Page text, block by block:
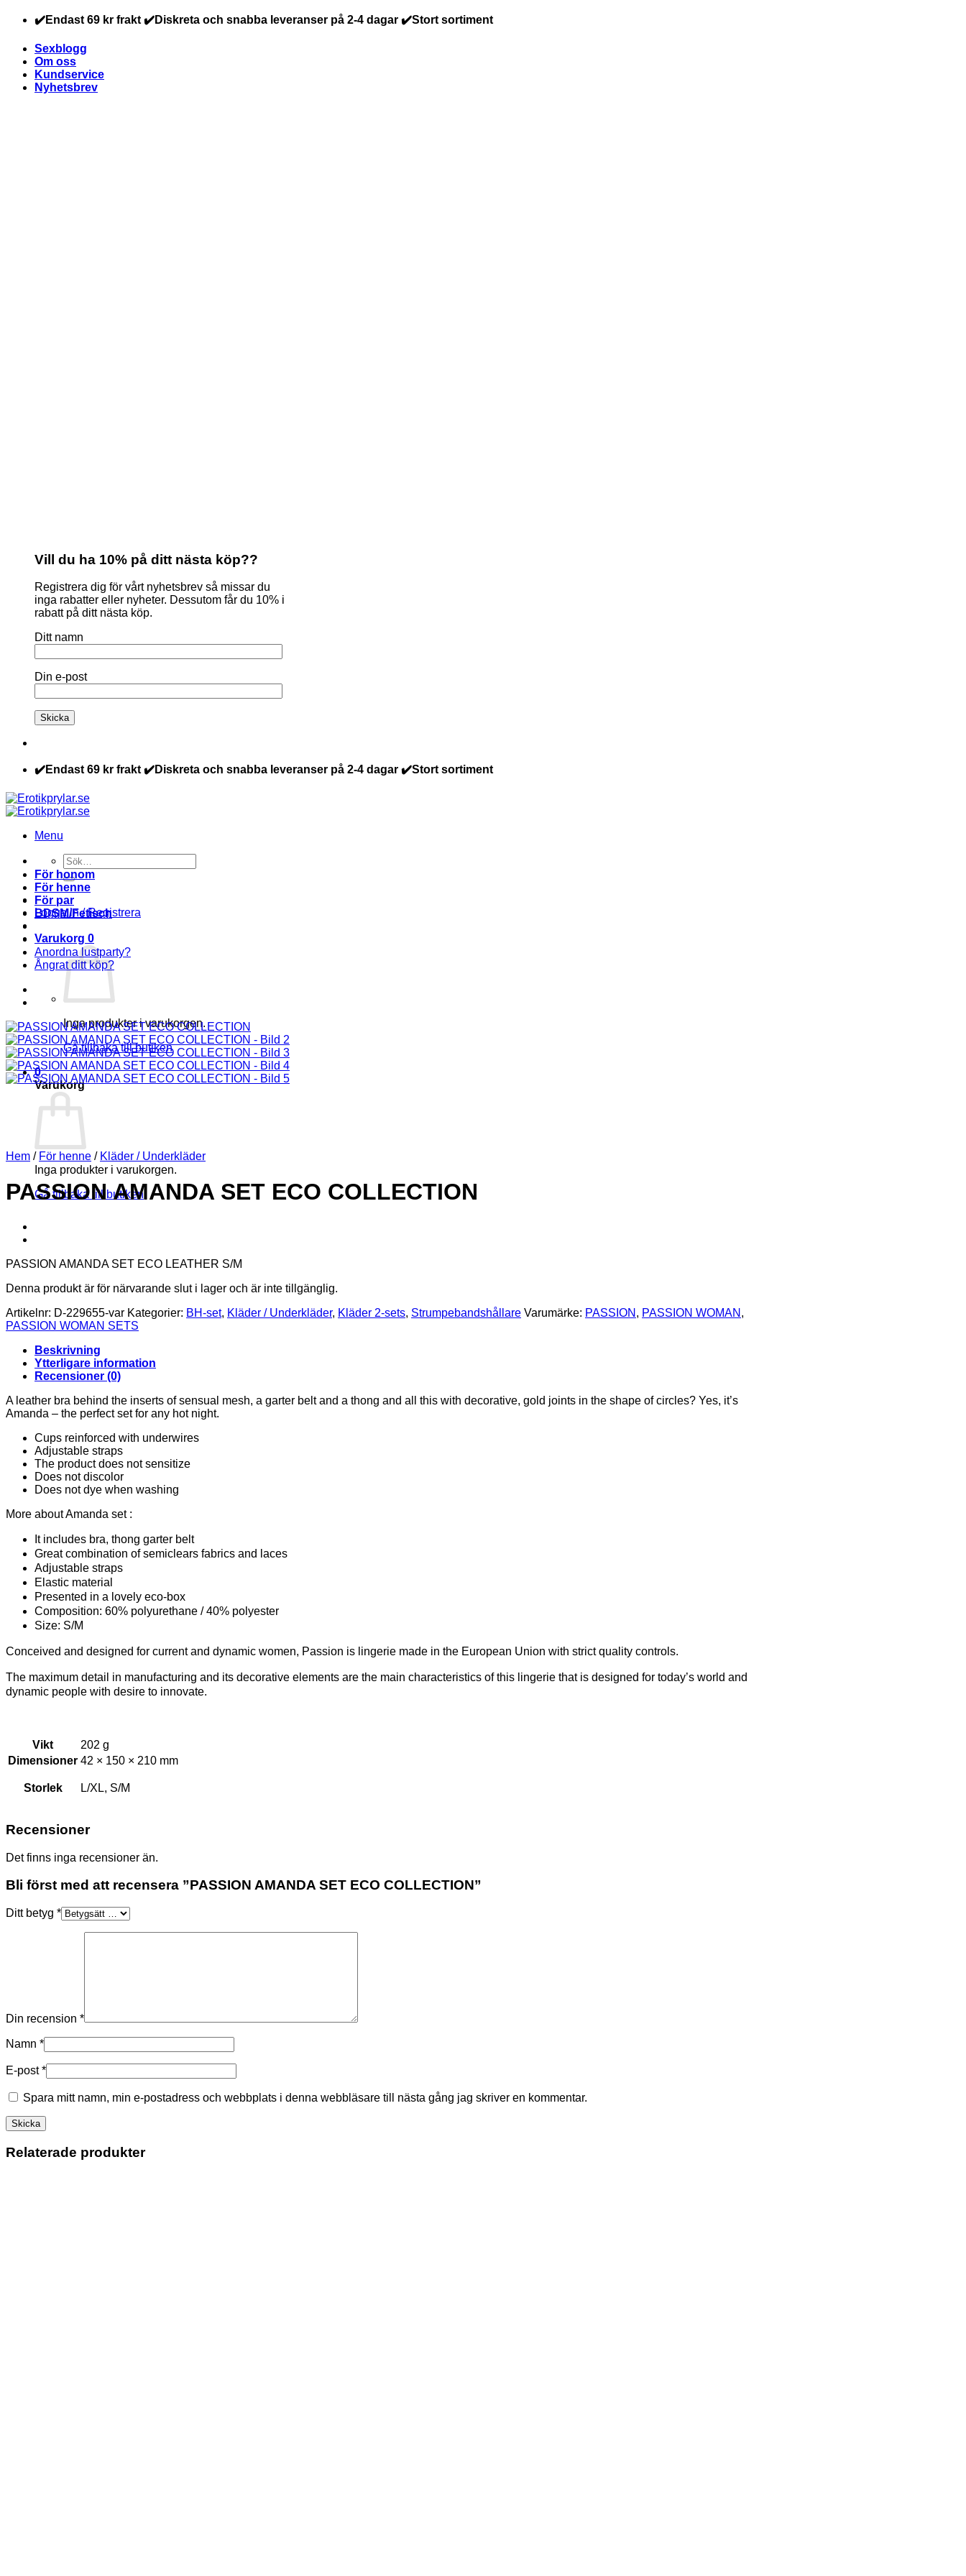
Skip
content
✔️Endast 69 kr frakt ✔️Diskreta och snabba leveranser på 2-4 dagar ✔️Stort sortiment
Sexblogg
Om oss
Kundservice
Nyhetsbrev
Vill du ha 10% på ditt nästa köp??
Registrera dig för vårt nyhetsbrev så missar du
inga rabatter eller nyheter. Dessutom får du 10% i
rabatt på ditt nästa köp.
Ditt namn
Din e-post
✔️Endast 69 kr frakt ✔️Diskreta och snabba leveranser på 2-4 dagar ✔️Stort sortiment
Menu
Sök
efter:
Logga in / Registrera
Varukorg 0
Inga produkter i varukorgen.
Gå tillbaka till butiken
0
Varukorg
Inga produkter i varukorgen.
Gå tillbaka till butiken
För honom
För henne
För par
BDSM/Fetisch
Anordna lustparty?
Ångrat ditt köp?
Hem / För henne / Kläder / Underkläder
PASSION AMANDA SET ECO COLLECTION
PASSION AMANDA SET ECO LEATHER S/M
Denna produkt är för närvarande slut i lager och är inte tillgänglig.
Artikelnr: D-229655-var Kategorier: BH-set, Kläder / Underkläder, Kläder 2-sets, Strumpebandshållare Varumärke: PASSION , PASSION WOMAN ,
PASSION WOMAN SETS
Beskrivning
Ytterligare information
Recensioner (0)
A leather bra behind the inserts of sensual mesh, a garter belt and a thong and all this with decorative, gold joints in the shape of circles? Yes, it’s
Amanda – the perfect set for any hot night.
Cups reinforced with underwires
Adjustable straps
The product does not sensitize
Does not discolor
Does not dye when washing
More about Amanda set :
It includes bra, thong garter belt
Great combination of semiclears fabrics and laces
Adjustable straps
Elastic material
Presented in a lovely eco-box
Composition: 60% polyurethane / 40% polyester
Size: S/M
Conceived and designed for current and dynamic women, Passion is lingerie made in the European Union with strict quality controls.
The maximum detail in manufacturing and its decorative elements are the main characteristics of this lingerie that is designed for today’s world and
dynamic people with desire to innovate.
Vikt
202 g
Dimensioner 42 × 150 × 210 mm
Storlek L/XL, S/M
Recensioner
Det finns inga recensioner än.
Bli först med att recensera ”PASSION AMANDA SET ECO COLLECTION”
Ditt betyg *
Din recension *
Namn *
E-post*
Spara mitt namn, min e-postadress och webbplats i denna webbläsare till nästa gång jag skriver en kommentar.
Relaterade produkter